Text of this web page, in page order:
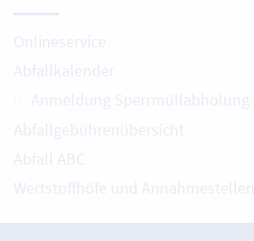
Onlineservice
Abfallkalender
Anmeldung Sperrmüllabholung
Abfallgebührenübersicht
Abfall ABC
Wertstoffhöfe und Annahmestellen